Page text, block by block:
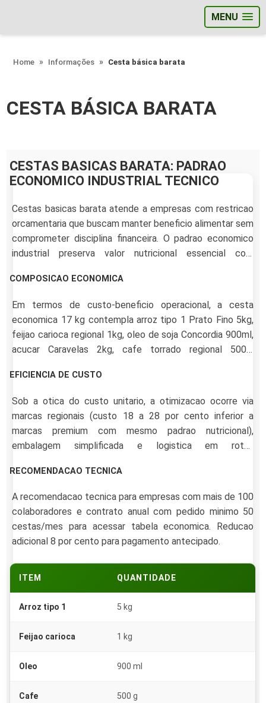
MENU
Home Informações Cesta básica barata
CESTA BÁSICA BARATA
CESTAS BASICAS BARATA: PADRAO
ECONOMICO INDUSTRIAL TECNICO
Cestas basicas barata atende a empresas com restricao
orcamentaria que buscam manter beneficio alimentar sem
comprometer disciplina financeira. O padrao economico
industrial preserva valor nutricional essencial com
logistica otimizada, alcancando reducao de 22 a 35 por
cento sobre cesta padrao mantendo carater indenizatorio
COMPOSICAO ECONOMICA
Em termos de custo-beneficio operacional, a cesta
economica 17 kg contempla arroz tipo 1 Prato Fino 5kg,
feijao carioca regional 1kg, oleo de soja Concordia 900ml,
acucar Caravelas 2kg, cafe torrado regional 500g,
sal Lebre 1kg, sardinha em conserva 88 125g, extrato de
fuba Quaker 500g e farinha de mandioca 500g.
Embalagem caixa de papelao kraft.
EFICIENCIA DE CUSTO
Sob a otica do custo unitario, a otimizacao ocorre via
marcas regionais (custo 18 a 28 por cento inferior a
marcas premium com mesmo padrao nutricional),
embalagem simplificada e logistica em rotas
indenizatorio (Lei 10.243/2001) nem a deducao PAT 4 por
RECOMENDACAO TECNICA
A recomendacao tecnica para empresas com mais de 100
colaboradores e contrato anual com pedido minimo 50
cestas/mes para acessar tabela economica. Reducao
adicional 8 por cento para pagamento antecipado.
ITEM QUANTIDADE
Arroz tipo 1 5 kg
Feijao carioca 1 kg
Oleo 900 ml
Cafe 500 g